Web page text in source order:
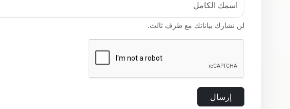
لن نشارك بياناتك مع طرف ثالث.
إرسال